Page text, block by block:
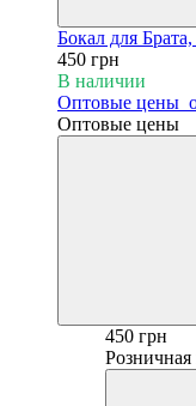
Бокал для
450 грн
В наличии
Оптовые цены
Оптовые цены
450 грн
Розничная